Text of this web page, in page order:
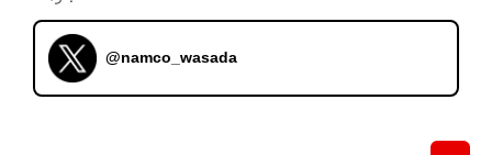
@namco_wasada